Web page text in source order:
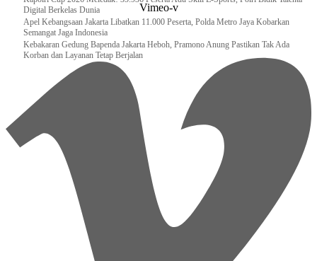
Digital Berkelas Dunia
Apel Kebangsaan Jakarta Libatkan 11.000 Peserta, Polda Metro Jaya Kobarkan
Semangat Jaga Indonesia
Kebakaran Gedung Bapenda Jakarta Heboh, Pramono Anung Pastikan Tak Ada
Korban dan Layanan Tetap Berjalan
Vimeo-v